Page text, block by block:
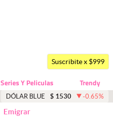
Suscribite x $999
Series Y Peliculas Trendy
DÓLAR BLUE $ 1530 -0.65%
Emigrar